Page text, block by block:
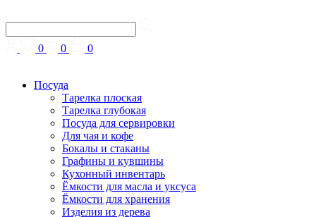
0 0 0
Посуда
Тарелка плоская
Тарелка глубокая
Посуда для сервировки
Для чая и кофе
Бокалы и стаканы
Графины и кувшины
Кухонный инвентарь
Ёмкости для масла и уксуса
Ёмкости для хранения
Изделия из дерева